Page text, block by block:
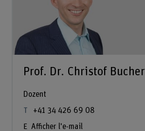
Prof. Dr. Christof Bucher
Dozent
+41 34 426 69 08
Afficher l'e-mail